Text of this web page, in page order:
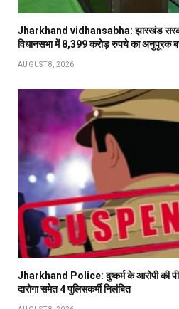
Jharkhand vidhansabha: झारखंड
विधानसभा में 8,399 करोड़ रुपये का अनुपूरक
AUGUST 8, 2026
Jharkhand Police: दुष्कर्म के आरोपी की
दारोगा समेत 4 पुलिसकर्मी निलंबित